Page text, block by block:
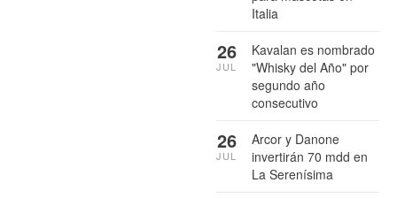
Italia
Kavalan es nombrado
"Whisky del Año" por
segundo año
consecutivo
26
JUL
Arcor y Danone
invertirán 70 mdd en
La Serenísima
26
JUL